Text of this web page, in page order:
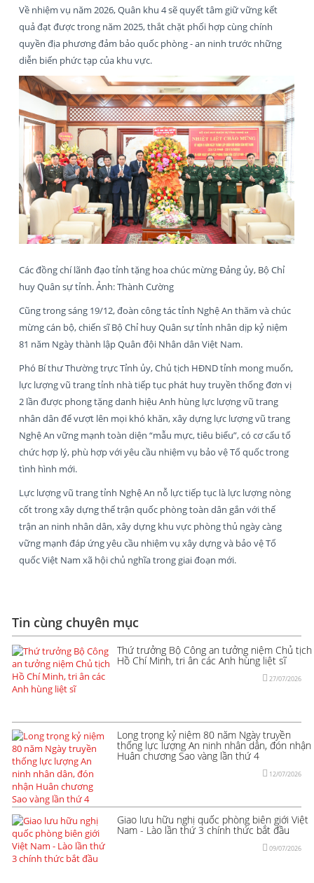
Về nhiệm vụ năm 2026, Quân khu 4 sẽ quyết tâm giữ vững kết
quả đạt được trong năm 2025, thắt chặt phối hợp cùng chính
quyền địa phương đảm bảo quốc phòng - an ninh trước những
diễn biến phức tạp của khu vực.
Các đồng chí lãnh đạo tỉnh tặng hoa chúc mừng Đảng ủy, Bộ Chỉ
huy Quân sự tỉnh. Ảnh: Thành Cường
Cũng trong sáng 19/12, đoàn công tác tỉnh Nghệ An thăm và chúc
mừng cán bộ, chiến sĩ Bộ Chỉ huy Quân sự tỉnh nhân dịp kỷ niệm
81 năm Ngày thành lập Quân đội Nhân dân Việt Nam.
Phó Bí thư Thường trực Tỉnh ủy, Chủ tịch HĐND tỉnh mong muốn,
lực lượng vũ trang tỉnh nhà tiếp tục phát huy truyền thống đơn vị
2 lần được phong tặng danh hiệu Anh hùng lực lượng vũ trang
nhân dân để vượt lên mọi khó khăn, xây dựng lực lượng vũ trang
Nghệ An vững mạnh toàn diện “mẫu mực, tiêu biểu”, có cơ cấu tổ
chức hợp lý, phù hợp với yêu cầu nhiệm vụ bảo vệ Tổ quốc trong
tình hình mới.
Lực lượng vũ trang tỉnh Nghệ An nỗ lực tiếp tục là lực lượng nòng
cốt trong xây dựng thế trận quốc phòng toàn dân gắn với thế
trận an ninh nhân dân, xây dựng khu vực phòng thủ ngày càng
vững mạnh đáp ứng yêu cầu nhiệm vụ xây dựng và bảo vệ Tổ
quốc Việt Nam xã hội chủ nghĩa trong giai đoạn mới.
Tin cùng chuyên mục
Thứ trưởng Bộ Công an tưởng niệm Chủ tịch
Hồ Chí Minh, tri ân các Anh hùng liệt sĩ
27/07/2026
Long trọng kỷ niệm 80 năm Ngày truyền
thống lực lượng An ninh nhân dân, đón nhận
Huân chương Sao vàng lần thứ 4
12/07/2026
Giao lưu hữu nghị quốc phòng biên giới Việt
Nam - Lào lần thứ 3 chính thức bắt đầu
09/07/2026